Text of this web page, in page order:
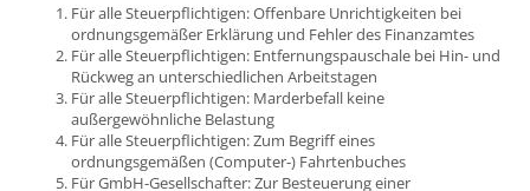
Für alle Steuerpflichtigen: Offenbare Unrichtigkeiten bei
ordnungsgemäßer Erklärung und Fehler des Finanzamtes
Für alle Steuerpflichtigen: Entfernungspauschale bei Hin- und
Rückweg an unterschiedlichen Arbeitstagen
Für alle Steuerpflichtigen: Marderbefall keine
außergewöhnliche Belastung
Für alle Steuerpflichtigen: Zum Begriff eines
ordnungsgemäßen (Computer-) Fahrtenbuches
Für GmbH-Gesellschafter: Zur Besteuerung einer